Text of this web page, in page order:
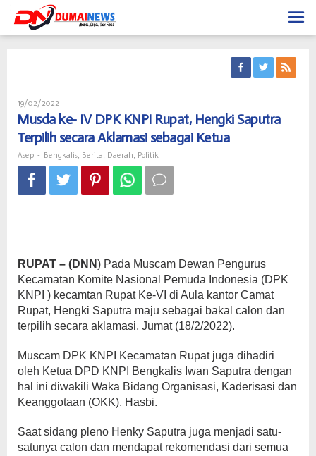
content
19/02/2022
Asep
Musda ke- IV DPK KNPI Rupat, Hengki Saputra
Terpilih secara Aklamasi sebagai Ketua
Asep - Bengkalis Berita Daerah Politik
RUPAT – (DNN) Pada Muscam Dewan Pengurus
Kecamatan Komite Nasional Pemuda Indonesia (DPK
KNPI ) kecamtan Rupat Ke-VI di Aula kantor Camat
Rupat, Hengki Saputra maju sebagai bakal calon dan
terpilih secara aklamasi, Jumat (18/2/2022).
Muscam DPK KNPI Kecamatan Rupat juga dihadiri
oleh Ketua DPD KNPI Bengkalis Iwan Saputra dengan
hal ini diwakili Waka Bidang Organisasi, Kaderisasi dan
Keanggotaan (OKK), Hasbi.
Saat sidang pleno Henky Saputra juga menjadi satu-
satunya calon dan mendapat rekomendasi dari semua